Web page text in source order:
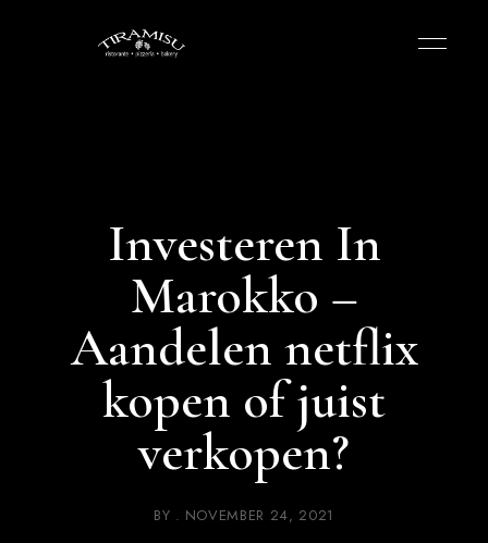
Investeren In
Marokko –
Aandelen netflix
kopen of juist
verkopen?
BY NOVEMBER 24, 2021